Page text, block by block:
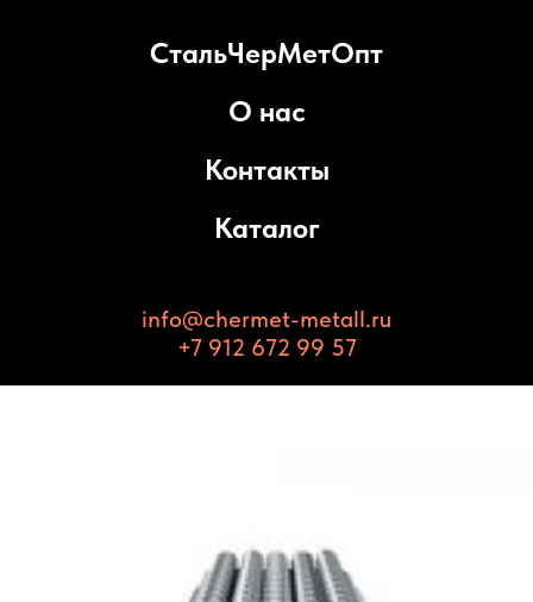
СтальЧерМетОпт
О нас
Контакты
Каталог
info@chermet-metall.ru
+7 912 672 99 57